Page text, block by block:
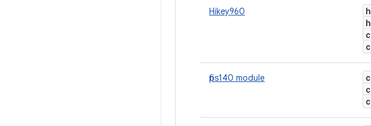
Hikey960
fips140 module